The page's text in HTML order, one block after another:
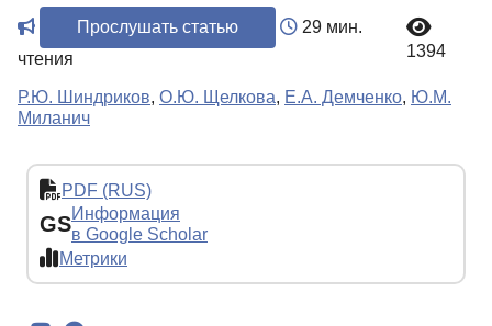
Прослушать статью
29 мин.
чтения
1394
Р.Ю. Шиндриков, О.Ю. Щелкова, Е.А. Демченко, Ю.М.
Миланич
PDF (RUS)
GSИнформация
в Google Scholar
Метрики